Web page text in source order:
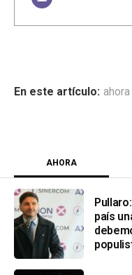
ahora
AHORA
país